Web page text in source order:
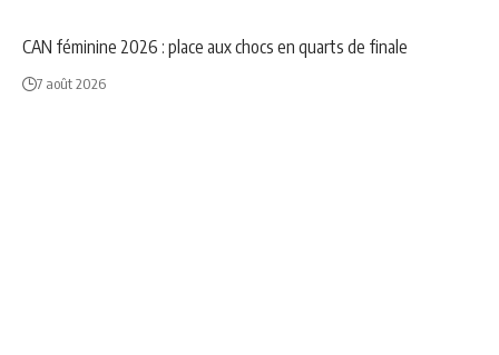
CAN féminine 2026 : place aux chocs en quarts de finale
7 août 2026